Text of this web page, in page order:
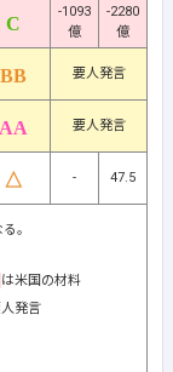
-1093
億
-2280
億
要人発言
要人発言
- 47.5
。
は米国の材料
発言